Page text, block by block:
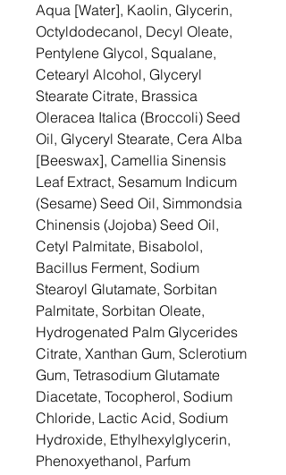
Aqua [Water], Kaolin, Glycerin,
Octyldodecanol, Decyl Oleate,
Pentylene Glycol, Squalane,
Cetearyl Alcohol, Glyceryl
Stearate Citrate, Brassica
Oleracea Italica (Broccoli) Seed
Oil, Glyceryl Stearate, Cera Alba
[Beeswax], Camellia Sinensis
Leaf Extract, Sesamum Indicum
(Sesame) Seed Oil, Simmondsia
Chinensis (Jojoba) Seed Oil,
Cetyl Palmitate, Bisabolol,
Bacillus Ferment, Sodium
Stearoyl Glutamate, Sorbitan
Palmitate, Sorbitan Oleate,
Hydrogenated Palm Glycerides
Citrate, Xanthan Gum, Sclerotium
Gum, Tetrasodium Glutamate
Diacetate, Tocopherol, Sodium
Chloride, Lactic Acid, Sodium
Hydroxide, Ethylhexylglycerin,
Phenoxyethanol, Parfum